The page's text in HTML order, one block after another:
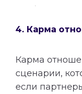
4. Карма
Карма
сценарии,
если